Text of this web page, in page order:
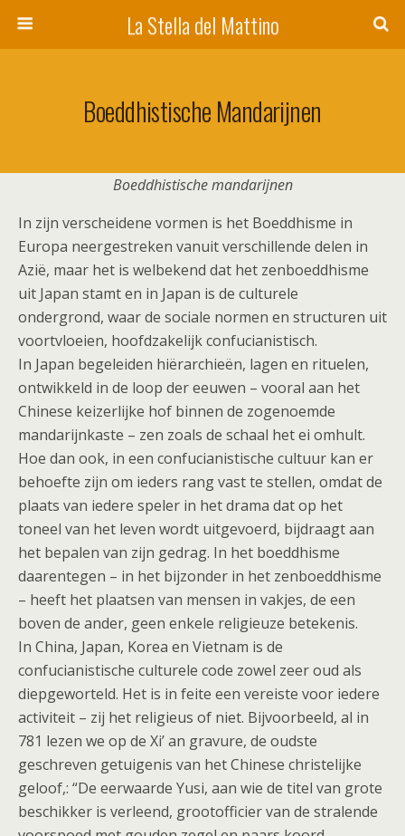
La Stella del Mattino
Boeddhistische Mandarijnen
Boeddhistische mandarijnen
In zijn verscheidene vormen is het Boeddhisme in
Europa neergestreken vanuit verschillende delen in
Azië, maar het is welbekend dat het zenboeddhisme
uit Japan stamt en in Japan is de culturele
ondergrond, waar de sociale normen en structuren uit
voortvloeien, hoofdzakelijk confucianistisch.
In Japan begeleiden hiërarchieën, lagen en rituelen,
ontwikkeld in de loop der eeuwen – vooral aan het
Chinese keizerlijke hof binnen de zogenoemde
mandarijnkaste – zen zoals de schaal het ei omhult.
Hoe dan ook, in een confucianistische cultuur kan er
behoefte zijn om ieders rang vast te stellen, omdat de
plaats van iedere speler in het drama dat op het
toneel van het leven wordt uitgevoerd, bijdraagt aan
het bepalen van zijn gedrag. In het boeddhisme
daarentegen – in het bijzonder in het zenboeddhisme
– heeft het plaatsen van mensen in vakjes, de een
boven de ander, geen enkele religieuze betekenis.
In China, Japan, Korea en Vietnam is de
confucianistische culturele code zowel zeer oud als
diepgeworteld. Het is in feite een vereiste voor iedere
activiteit – zij het religieus of niet. Bijvoorbeeld, al in
781 lezen we op de Xi’ an gravure, de oudste
geschreven getuigenis van het Chinese christelijke
geloof,: “De eerwaarde Yusi, aan wie de titel van grote
beschikker is verleend, grootofficier van de stralende